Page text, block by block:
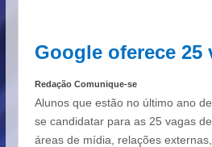
Google oferece
Redação Comunique-se
Alunos que estão no último ano
se candidatar para as 25 vagas
áreas de mídia, relações